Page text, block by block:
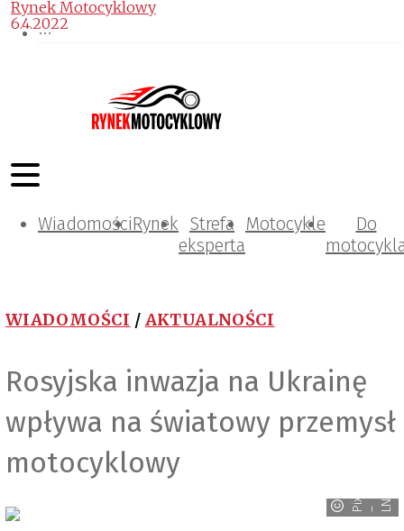
WiadomościRynek Strefa
eksperta
Motocykle
Do
WIADOMOŚCI / AKTUALNOŚCI
Rosyjska inwazja na Ukrainę
wpływa na światowy przemysł
motocyklowy
i
x
a
b
a
y
N
_
P
h
o
t
o
a
r
Rynek Motocyklowy
6.4.2022